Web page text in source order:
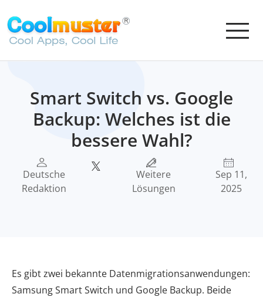
Smart Switch vs. Google
Backup: Welches ist die
bessere Wahl?
Deutsche
Redaktion
Weitere
Lösungen
Sep 11,
2025
Es gibt zwei bekannte Datenmigrationsanwendungen:
Samsung Smart Switch und Google Backup. Beide